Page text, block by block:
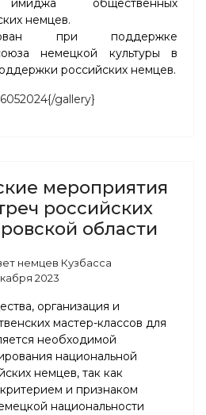
имиджа общественных
немцев.
при поддержке
немецкой культуры в
российских немцев.
gallery}
мероприятия
российских
области
немцев Кузбасса
2023
организация и
мастер-классов для
необходимой
национальной
немцев, так как
и признаком
национальности